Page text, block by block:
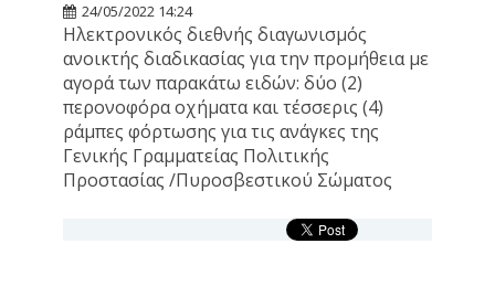
24/05/2022 14:24
Ηλεκτρονικός διεθνής διαγωνισμός
ανοικτής διαδικασίας για την προμήθεια με
αγορά των παρακάτω ειδών: δύο (2)
περονοφόρα οχήματα και τέσσερις (4)
ράμπες φόρτωσης για τις ανάγκες της
Γενικής Γραμματείας Πολιτικής
Προστασίας /Πυροσβεστικού Σώματος